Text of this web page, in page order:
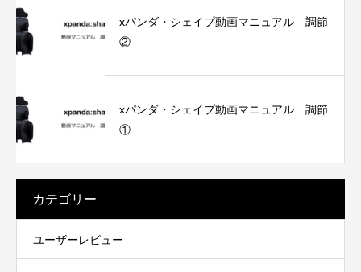
xパンダ・シェイプ動画マニュアル 調節
②
xパンダ・シェイプ動画マニュアル 調節
①
カテゴリー
ユーザーレビュー